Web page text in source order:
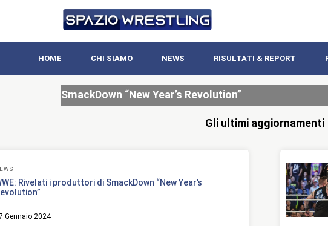
HOME CHI SIAMO NEWS RISULTATI & REPORT
SmackDown “New Year’s Revolution”
Gli ultimi aggiornamenti
Rivelati i produttori di SmackDown “New Year’s
Gennaio 2024